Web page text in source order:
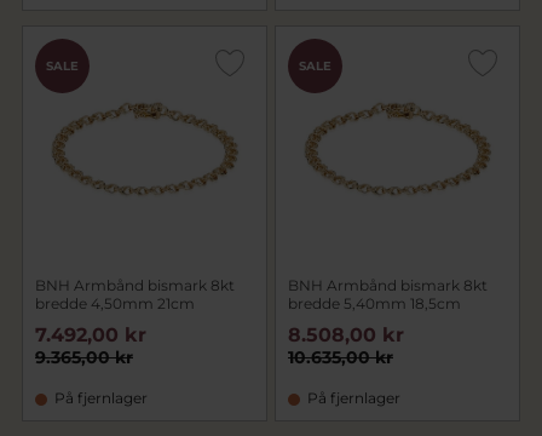
SALE
BNH Armbånd bismark 8kt
bredde 4,50mm 21cm
9.365,00 kr
7.492,00 kr
På fjernlager
SALE
BNH Armbånd bismark 8kt
bredde 5,40mm 18,5cm
10.635,00 kr
8.508,00 kr
På fjernlager